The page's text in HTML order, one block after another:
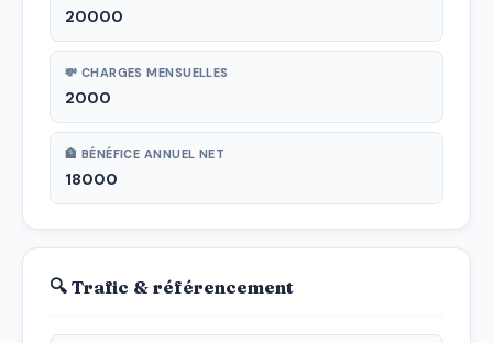
20000
💸 CHARGES MENSUELLES
2000
🏦 BÉNÉFICE ANNUEL NET
18000
🔍 Trafic & référencement